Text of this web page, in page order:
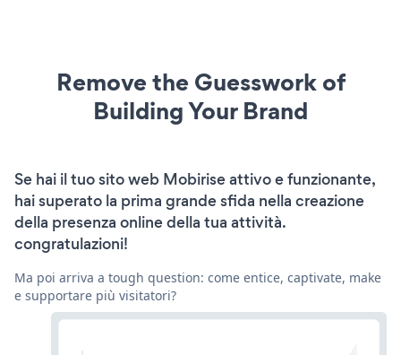
Remove the Guesswork of
Building Your Brand
Se hai il tuo sito web Mobirise attivo e funzionante,
hai superato la prima grande sfida nella creazione
della presenza online della tua attività.
congratulazioni!
Ma poi arriva a tough question: come entice, captivate, make
e supportare più visitatori?